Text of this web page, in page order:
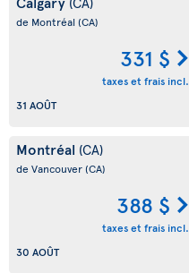
de Montréal (CA)
331 $
taxes et frais incl.
31 AOÛT
Montréal (CA)
de Vancouver(CA)
388 $
taxes et frais incl.
30 AOÛT